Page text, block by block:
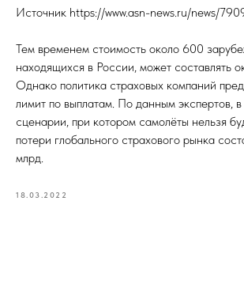
Источник https://www.asn-news.ru/news/
Тем временем стоимость около 600
находящихся в России, может составлять
Однако политика страховых компаний
лимит по выплатам. По данным экспертов,
сценарии, при котором самолёты нельзя
потери глобального страхового рынка
млрд.
18.03.2022